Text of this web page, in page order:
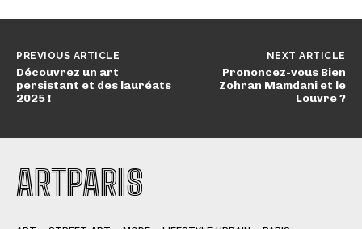
PREVIOUS ARTICLE
Découvrez un art
persistant et des lauréats
2025 !
NEXT ARTICLE
Prononcez-vous Bien
Zohran Mamdani et le
Louvre ?
ARTPARIS